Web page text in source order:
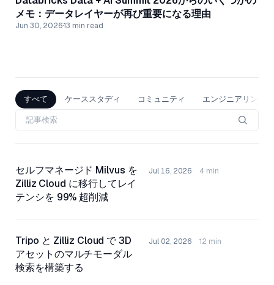
メモ：データレイヤーが再び重要になる理由
Jun 30, 2026·13 min read
すべて ケーススタディ コミュニティ エンジニアリング
セルフマネージド Milvus を
Zilliz Cloud に移行してレイ
テンシを 99% 超削減
Jul 16, 2026 4 min
Tripo と Zilliz Cloud で 3D
アセットのマルチモーダル
検索を構築する
Jul 02, 2026 12 min